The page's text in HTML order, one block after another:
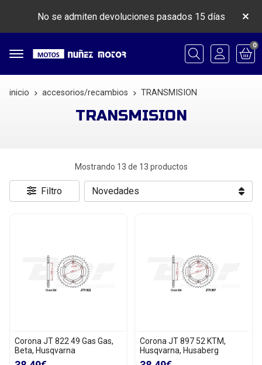
No se admiten devoluciones pasados 15 días
Buscar
0
inicio accesorios/recambios TRANSMISION
TRANSMISION
Mostrando 13 de 13 productos
Filtro
Corona JT 822 49 Gas Gas,
Beta, Husqvarna
Corona JT 897 52 KTM,
Husqvarna, Husaberg